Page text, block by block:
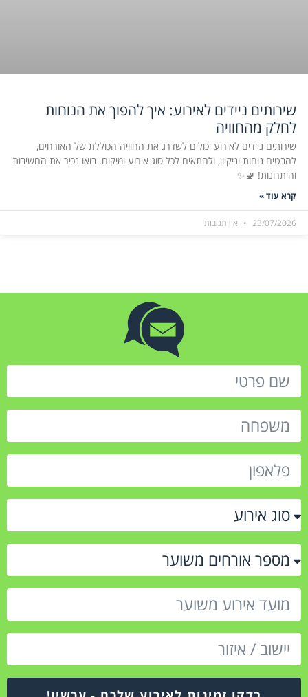
שירותים ניידים לאירוע: איך להפוך את הנוחות
לחלק מהחוויה
שירותים ניידים לאירוע יכולים לשדרג את החוויה הכוללת של האורחים,
להבטיח נוחות וניקיון, ולהתאים לכל סוג אירוע ומיקום. בואו נכיר את החשיבות
והיתרונות! 🚽✨
קרא עוד »
23/07/2026 אין תגובות